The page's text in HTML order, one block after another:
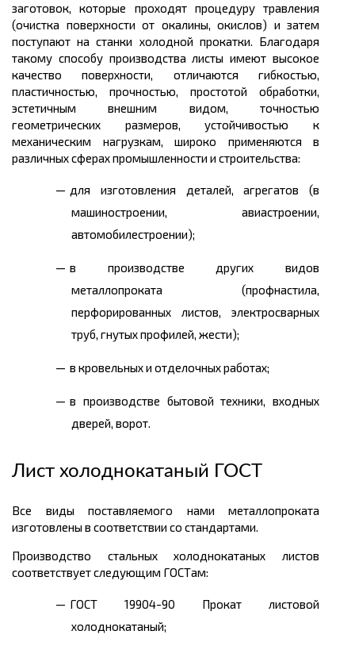
заготовок, которые проходят процедуру травления
(очистка поверхности от окалины, окислов) и затем
поступают на станки холодной прокатки. Благодаря
такому способу производства листы имеют высокое
качество поверхности, отличаются гибкостью,
пластичностью, прочностью, простотой обработки,
эстетичным внешним видом, точностью
геометрических размеров, устойчивостью к
механическим нагрузкам, широко применяются в
различных сферах промышленности и строительства:
для изготовления деталей, агрегатов (в
машиностроении, авиастроении,
автомобилестроении);
в производстве других видов
металлопроката (профнастила,
перфорированных листов, электросварных
труб, гнутых профилей, жести);
в кровельных и отделочных работах;
в производстве бытовой техники, входных
дверей, ворот.
Лист холоднокатаный ГОСТ
Все виды поставляемого нами металлопроката
изготовлены в соответствии со стандартами.
Производство стальных холоднокатаных листов
соответствует следующим ГОСТам:
ГОСТ 19904-90 Прокат листовой
холоднокатаный;